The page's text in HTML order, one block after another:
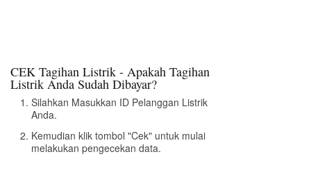
CEK Tagihan Listrik - Apakah Tagihan
Listrik Anda Sudah Dibayar?
Silahkan Masukkan ID Pelanggan Listrik
Anda.
Kemudian klik tombol "Cek" untuk mulai
melakukan pengecekan data.